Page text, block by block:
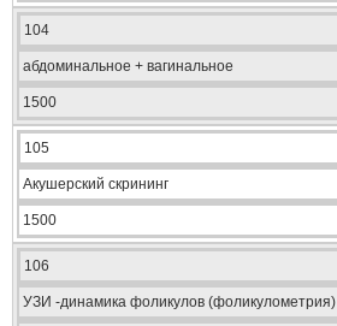
104
абдоминальное + вагинальное
1500
105
Акушерский скрининг
1500
106
УЗИ -динамика фоликулов (фоликулометрия)